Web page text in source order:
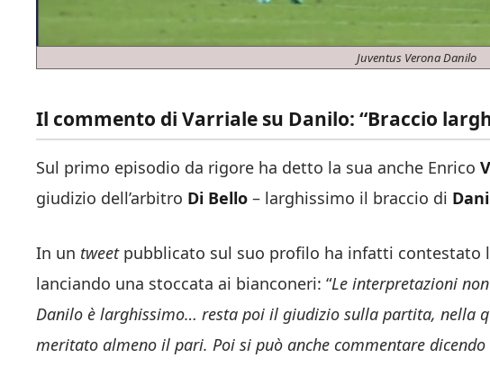
Juventus Verona Danilo
Il commento di Varriale su Danilo: “Braccio
Sul primo episodio da rigore ha detto la sua anche Enrico
giudizio dell’arbitro Di Bello – larghissimo il braccio di
In un tweet pubblicato sul suo profilo ha infatti contestato
lanciando una stoccata ai bianconeri: “Le interpretazioni
Danilo è larghissimo… resta poi il giudizio sulla partita, nella
meritato almeno il pari. Poi si può anche commentare